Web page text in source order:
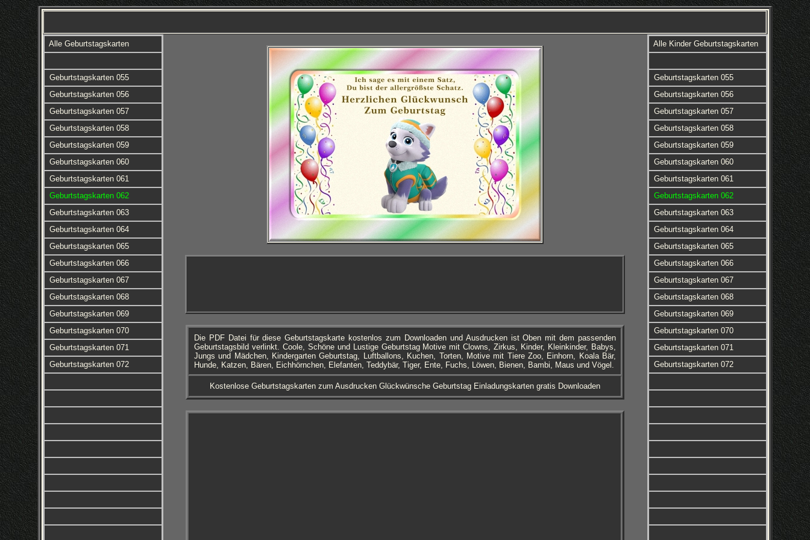
Alle Geburtstagskarten
Geburtstagskarten 055
Geburtstagskarten 056
Geburtstagskarten 057
Geburtstagskarten 058
Geburtstagskarten 059
Geburtstagskarten 060
Geburtstagskarten 061
Geburtstagskarten 062
Geburtstagskarten 063
Geburtstagskarten 064
Geburtstagskarten 065
Geburtstagskarten 066
Geburtstagskarten 067
Geburtstagskarten 068
Geburtstagskarten 069
Geburtstagskarten 070
Geburtstagskarten 071
Geburtstagskarten 072
Die PDF Datei für diese Geburtstagskarte kostenlos zum Downloaden und Ausdrucken ist Oben mit dem passenden
Geburtstagsbild verlinkt. Coole, Schöne und Lustige Geburtstag Motive mit Clowns, Zirkus, Kinder, Kleinkinder, Babys,
Jungs und Mädchen, Kindergarten Geburtstag, Luftballons, Kuchen, Torten, Motive mit Tiere Zoo, Einhorn, Koala Bär,
Hunde, Katzen, Bären, Eichhörnchen, Elefanten, Teddybär, Tiger, Ente, Fuchs, Löwen, Bienen, Bambi, Maus und Vögel.
Kostenlose Geburtstagskarten zum Ausdrucken Glückwünsche Geburtstag Einladungskarten gratis Downloaden
Alle Kinder Geburtstagskarten
Geburtstagskarten 055
Geburtstagskarten 056
Geburtstagskarten 057
Geburtstagskarten 058
Geburtstagskarten 059
Geburtstagskarten 060
Geburtstagskarten 061
Geburtstagskarten 062
Geburtstagskarten 063
Geburtstagskarten 064
Geburtstagskarten 065
Geburtstagskarten 066
Geburtstagskarten 067
Geburtstagskarten 068
Geburtstagskarten 069
Geburtstagskarten 070
Geburtstagskarten 071
Geburtstagskarten 072